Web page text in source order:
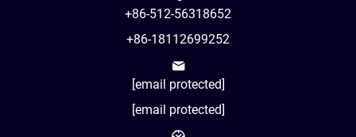
+86-512-56318652
+86-18112699252
[email protected]
[email protected]